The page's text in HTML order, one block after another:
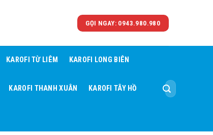
GỌI NGAY: 0943.980.980
KAROFI TỪ LIÊM KAROFI LONG BIÊN
KAROFI THANH XUÂN KAROFI TÂY HỒ
Tìm
kiếm: